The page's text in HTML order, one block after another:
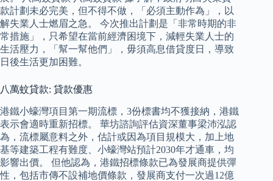
款計劃未必完美，但不得不做，「必須主動作為」，以
解失業人士燃眉之急。 今次推出計劃是「非常時期的非
常措施」，只希望在當前經濟困境下，減輕失業人士的
生活壓力，「幫一幫他們」，毋須高息借貸度日，導致
日後生活更加困難。
八萬蚊貸款: 貸款優惠
港鐵小蠔灣項目第一期流標，3份標書均不獲接納，港鐵
表示會適時重新招標。 華坊諮詢評估資深董事梁沛泓認
為，流標屬意料之外，估計或因為項目規模大，加上地
基等建築工程有難度、小蠔灣站預計2030年才通車，均
影響出價。 但他認為，港鐵招標條款已為發展商提供彈
性，包括市傳不設補地價條款，發展商支付一次過12億